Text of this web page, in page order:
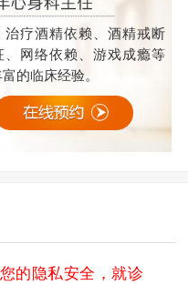
治疗酒精依赖、酒精戒断
、网络依赖、游戏成瘾等
的临床经验。
的隐私安全，就诊